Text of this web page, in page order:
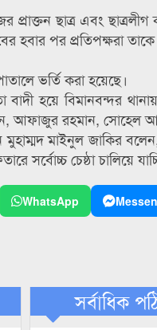
ছাত্র এবং
হবার পর প্রতিপক্ষরা
ভর্তি করা হয়েছে।
হয়ে বিমানবন্দর
আফাজুর রহমান, সোহেল
মুহাম্মদ মাইনুল জাকির
সর্বোচ্চ চেষ্ঠা চালিয়ে
WhatsApp
সর্বাধিক